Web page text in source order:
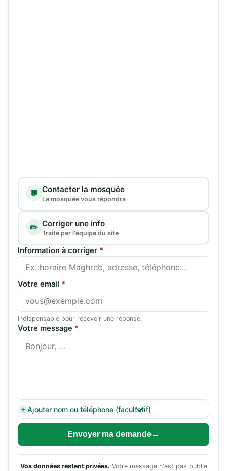
Type de demande
💬 Contacter la mosquée
La mosquée vous répondra
✏️ Corriger une info
Traité par l'équipe du site
Information à corriger *
Votre email *
Indispensable pour recevoir une réponse.
Votre message *
Ajouter nom ou téléphone (facultatif)
Envoyer ma demande
Vos données restent privées. Votre message n'est pas publié